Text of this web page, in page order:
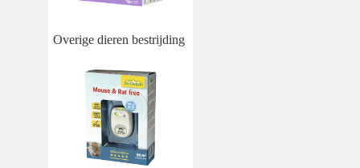
Overige dieren bestrijding